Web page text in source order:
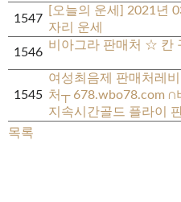
1547
[오늘의 운세] 2021년
자리 운세
1546
비아그라 판매처 ☆ 칸
1545
여성최음제 판매처레
처┬ 678.wbo78.com ∩
지속시간골드 플라이
목록